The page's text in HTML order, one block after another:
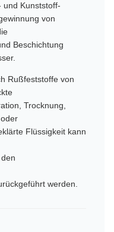
und Kunststoff-
von
Beschichtung
Rußfeststoffe von
Trocknung,
Flüssigkeit kann
werden.